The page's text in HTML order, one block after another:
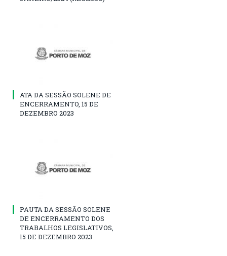
ATA DA SESSÃO SOLENE DE
ENCERRAMENTO, 15 DE
DEZEMBRO 2023
PAUTA DA SESSÃO SOLENE
DE ENCERRAMENTO DOS
TRABALHOS LEGISLATIVOS,
15 DE DEZEMBRO 2023